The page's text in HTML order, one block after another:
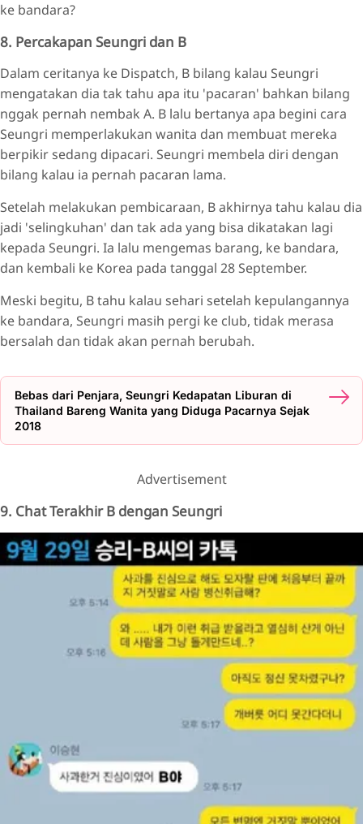
ke bandara?
8. Percakapan Seungri dan B
Dalam ceritanya ke Dispatch, B bilang kalau Seungri
mengatakan dia tak tahu apa itu 'pacaran' bahkan bilang
nggak pernah nembak A. B lalu bertanya apa begini cara
Seungri memperlakukan wanita dan membuat mereka
berpikir sedang dipacari. Seungri membela diri dengan
bilang kalau ia pernah pacaran lama.
Setelah melakukan pembicaraan, B akhirnya tahu kalau dia
jadi 'selingkuhan' dan tak ada yang bisa dikatakan lagi
kepada Seungri. Ia lalu mengemas barang, ke bandara,
dan kembali ke Korea pada tanggal 28 September.
Meski begitu, B tahu kalau sehari setelah kepulangannya
ke bandara, Seungri masih pergi ke club, tidak merasa
bersalah dan tidak akan pernah berubah.
Bebas dari Penjara, Seungri Kedapatan Liburan di
Thailand Bareng Wanita yang Diduga Pacarnya Sejak
2018
Advertisement
9. Chat Terakhir B dengan Seungri